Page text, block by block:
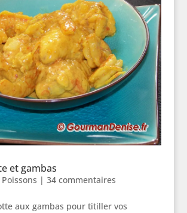
et gambas
Poissons | 34 commentaires
aux gambas pour titiller vos